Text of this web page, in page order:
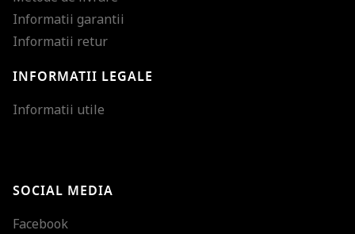
Informatii garantii
Informatii retur
INFORMATII LEGALE
Informatii utile
SOCIAL MEDIA
Facebook